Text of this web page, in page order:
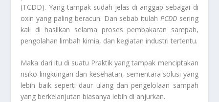
(TCDD). Yang tampak sudah jelas di anggap sebagai di
oxin yang paling beracun. Dan sebab itulah PCDDsering
kali di hasilkan selama proses pembakaran sampah,
pengolahan limbah kimia, dan kegiatan industri tertentu.
Maka dari itu di suatu Praktik yang tampak menciptakan
risiko lingkungan dan kesehatan, sementara solusi yang
lebih baik seperti daur ulang dan pengelolaan sampah
yang berkelanjutan biasanya lebih di anjurkan.